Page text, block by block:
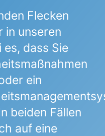
Flecken
in unseren
es, dass Sie
ein
beiden Fällen
auf eine